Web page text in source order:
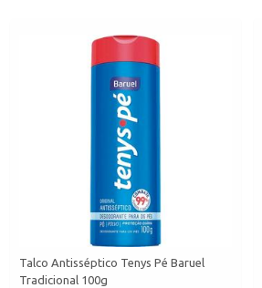
Talco Antisséptico Tenys Pé Baruel
Tradicional 100g